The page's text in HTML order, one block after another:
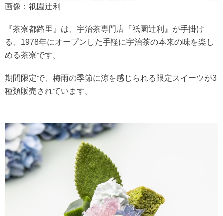
画像：祇園辻利
『茶寮都路里』は、宇治茶専門店『祇園辻利』が手掛け
る、1978年にオープンした手軽に宇治茶の本来の味を楽し
める茶寮です。
期間限定で、梅雨の季節に涼を感じられる限定スイーツが3
種類販売されています。